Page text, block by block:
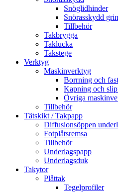
Snöglidhinder
Snörasskydd
Tillbehör
Takbrygga
Taklucka
Takstege
Verktyg
Maskinverktyg
Borrning och
Kapning och
Övriga
Tillbehör
Tätskikt / Takpapp
Diffusionsöppen
Fotplåtsremsa
Tillbehör
Underlagspapp
Underlagsduk
Takytor
Plåttak
Tegelprofiler